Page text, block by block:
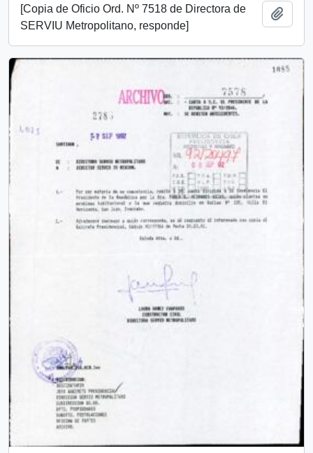
[Copia de Oficio Ord. Nº 7518 de Directora de
SERVIU Metropolitano, responde]